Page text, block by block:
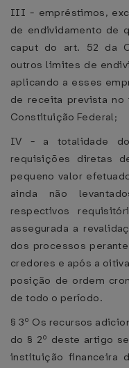
III - empréstimos,
de endividamento de
caput do art. 52 da
outros limites de
aplicando a esses
de receita prevista
Constituição Federal;
IV - a totalidade
requisições diretas
pequeno valor
ainda não
respectivos
assegurada a
dos processos
credores e após a
posição de ordem
de todo o período.
§ 3º Os recursos
do § 2º deste artigo
instituição financeira